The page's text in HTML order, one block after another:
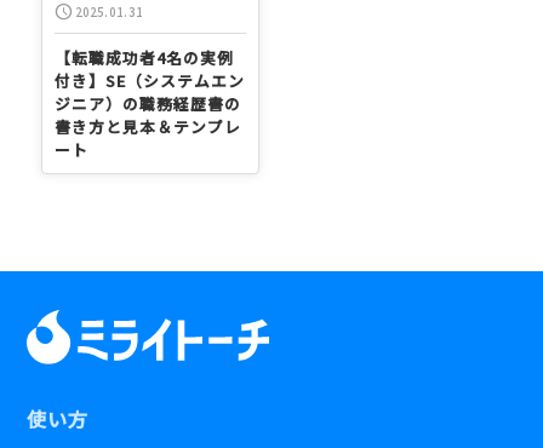
schedule 2025.01.31
【転職成功者4名の実例
付き】SE（システムエン
ジニア）の職務経歴書の
書き方と見本＆テンプレ
ート
使い方